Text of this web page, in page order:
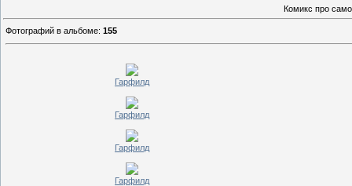
Комикс про
Фотографий в альбоме: 155
Гарфилд
Гарфилд
Гарфилд
Гарфилд